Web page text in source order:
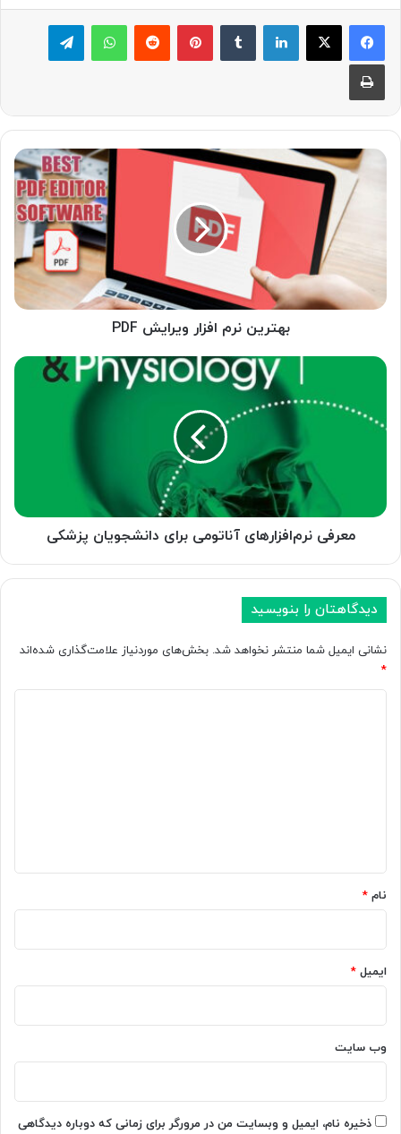
لینکدین ‫تامبلر پینترست‫رددیت واتس آپ تلگرام
چاپ
بهترین
بهترین نرم افزار ویرایش PDF
معرفی
برای
معرفی نرم‌افزارهای آناتومی برای دانشجویان پزشکی
دیدگاهتان را بنویسید
نشانی ایمیل شما منتشر نخواهد شد. بخش‌های موردنیاز علامت‌گذاری شده‌اند
*
نام *
ایمیل *
وب‌ سایت
ذخیره نام، ایمیل و وبسایت من در مرورگر برای زمانی که دوباره دیدگاهی